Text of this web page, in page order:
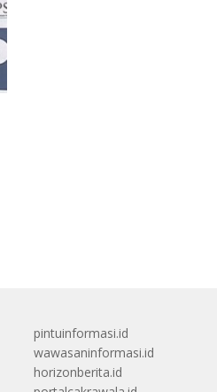
pintuinformasi.id
wawasaninformasi.id
horizonberita.id